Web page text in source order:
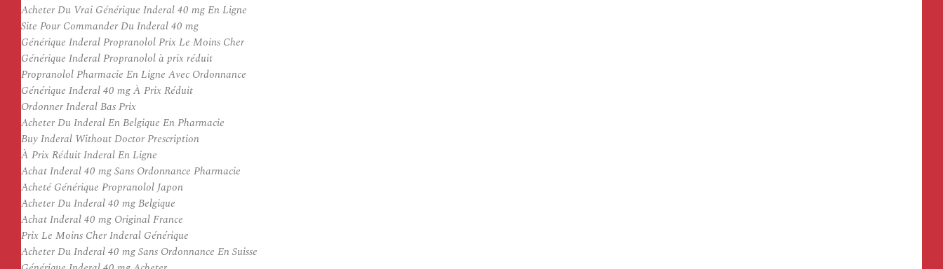
Acheter Du Vrai Générique Inderal 40 mg En Ligne
Site Pour Commander Du Inderal 40 mg
Générique Inderal Propranolol Prix Le Moins Cher
Générique Inderal Propranolol à prix réduit
Propranolol Pharmacie En Ligne Avec Ordonnance
Générique Inderal 40 mg À Prix Réduit
Ordonner Inderal Bas Prix
Acheter Du Inderal En Belgique En Pharmacie
Buy Inderal Without Doctor Prescription
À Prix Réduit Inderal En Ligne
Achat Inderal 40 mg Sans Ordonnance Pharmacie
Acheté Générique Propranolol Japon
Acheter Du Inderal 40 mg Belgique
Achat Inderal 40 mg Original France
Prix Le Moins Cher Inderal Générique
Acheter Du Inderal 40 mg Sans Ordonnance En Suisse